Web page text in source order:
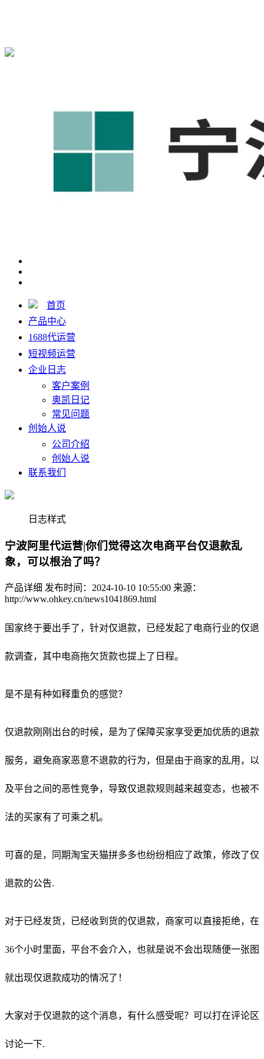
首页
产品中心
1688代运营
短视频运营
企业日志
客户案例
奥凯日记
常见问题
创始人说
公司介绍
创始人说
联系我们
日志样式
宁波阿里代运营|你们觉得这次电商平台仅退款乱
象，可以根治了吗？
产品详细 发布时间：2024-10-10 10:55:00 来源：
http://www.ohkey.cn/news1041869.html
国家终于要出手了，针对仅退款，已经发起了电商行业的仅退
款调查，其中电商拖欠货款也提上了日程。
是不是有种如释重负的感觉？
仅退款刚刚出台的时候，是为了保障买家享受更加优质的退款
服务，避免商家恶意不退款的行为，但是由于商家的乱用，以
及平台之间的恶性竞争，导致仅退款规则越来越变态，也被不
法的买家有了可乘之机。
可喜的是，同期淘宝天猫拼多多也纷纷相应了政策，修改了仅
退款的公告.
对于已经发货，已经收到货的仅退款，商家可以直接拒绝，在
36个小时里面，平台不会介入，也就是说不会出现随便一张图
就出现仅退款成功的情况了！
大家对于仅退款的这个消息，有什么感受呢？可以打在评论区
讨论一下.